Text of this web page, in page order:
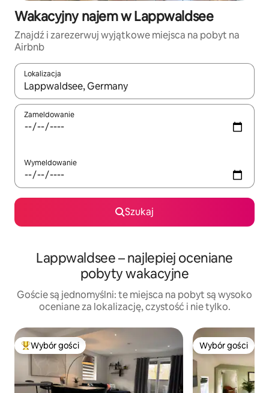
Wakacyjny najem w Lappwaldsee
Znajdź i zarezerwuj wyjątkowe miejsca na pobyt na
Airbnb
Lokalizacja
Gdy wyniki będą dostępne, możesz poruszać się po nich za
Zameldowanie
Wymeldowanie
Szukaj
Lappwaldsee – najlepiej oceniane
pobyty wakacyjne
Goście są jednomyślni: te miejsca na pobyt są wysoko
oceniane za lokalizację, czystość i nie tylko.
Najpopularniejsze z kategorii Wybór gości
Wybór gości Wybór gości
Wybór gości